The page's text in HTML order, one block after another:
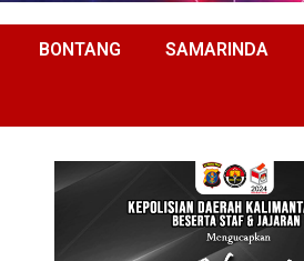
BONTANG SAMARINDA